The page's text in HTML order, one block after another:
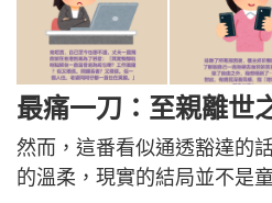
最痛一刀：至親離世
然而，這番看似通透豁達的
的溫柔，現實的結局並不是